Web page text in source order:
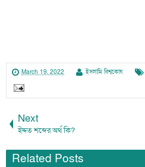
March 19, 2022 ইসলামি বিশ্বকোষ
Next
ইদ্দত শব্দের অর্থ কি?
Related Posts